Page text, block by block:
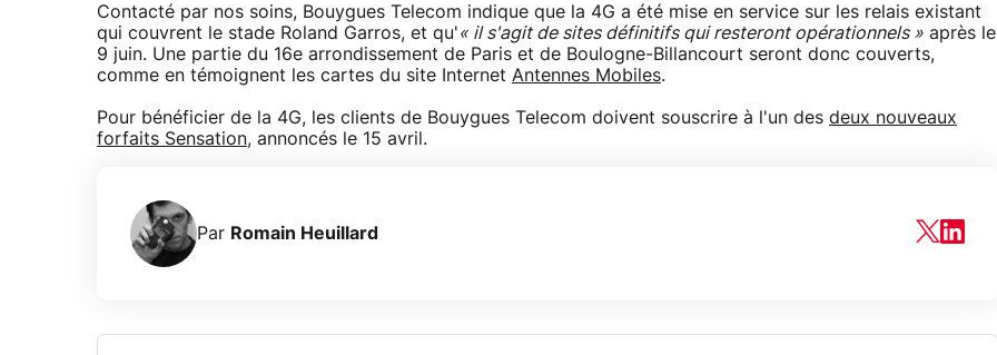
Contacté par nos soins, Bouygues Telecom indique que la 4G a été mise en service sur les relais existant
qui couvrent le stade Roland Garros, et qu'« il s'agit de sites définitifs qui resteront opérationnels » après le
9 juin. Une partie du 16e arrondissement de Paris et de Boulogne-Billancourt seront donc couverts,
comme en témoignent les cartes du site Internet Antennes Mobiles.
Pour bénéficier de la 4G, les clients de Bouygues Telecom doivent souscrire à l'un des deux nouveaux
forfaits Sensation, annoncés le 15 avril.
Par Romain Heuillard